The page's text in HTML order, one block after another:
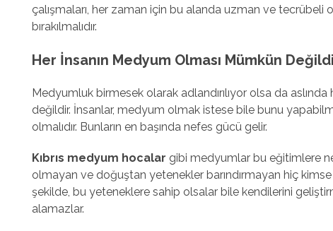
çalışmaları, her zaman için bu alanda uzman ve tecrübeli
bırakılmalıdır.
Her İnsanın Medyum Olması Mümkün
Medyumluk birmesek olarak adlandırılıyor olsa da
değildir. İnsanlar, medyum olmak istese bile bunu
olmalıdır. Bunların en başında nefes gücü gelir.
Kıbrıs medyum hocalar gibi medyumlar bu eğitimlere
olmayan ve doğuştan yetenekler barındırmayan hiç
şekilde, bu yeteneklere sahip olsalar bile kendilerini
alamazlar.